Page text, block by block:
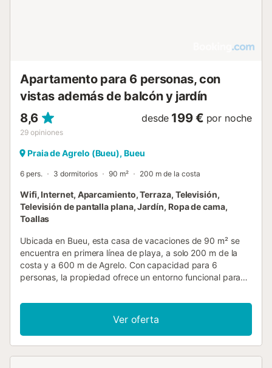
Apartamento para 6 personas, con
vistas además de balcón y jardín
8,6
29 opiniones
desde 199 € por noche
Praia de Agrelo (Bueu), Bueu
6 pers. 3 dormitorios 90 m² 200 m de la costa
Wifi, Internet, Aparcamiento, Terraza, Televisión,
Televisión de pantalla plana, Jardín, Ropa de cama,
Toallas
Ubicada en Bueu, esta casa de vacaciones de 90 m² se
encuentra en primera línea de playa, a solo 200 m de la
costa y a 600 m de Agrelo. Con capacidad para 6
personas, la propiedad ofrece un entorno funcional para
interior se distribuye en 3 dormitorios, con una
combinación de camas de matrimonio y literas, junto con 1
baño equipado con ducha a ras de suelo. La cocina
cuenta con horno, microondas, frigorífico y cafetera,
Ver oferta